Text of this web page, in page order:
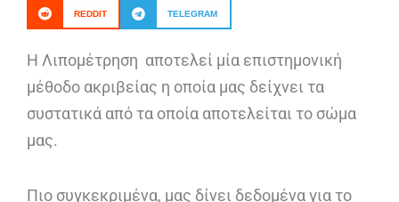
REDDIT TELEGRAM
Η Λιπομέτρηση αποτελεί μία επιστημονική
μέθοδο ακριβείας η οποία μας δείχνει τα
συστατικά από τα οποία αποτελείται το σώμα
μας.
Πιο συγκεκριμένα, μας δίνει δεδομένα για το